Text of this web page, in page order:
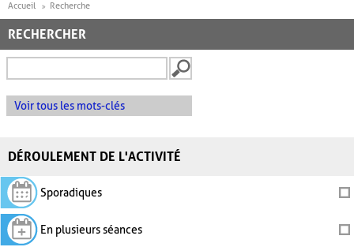
Accueil Recherche
RECHERCHER
Voir tous les mots-clés
DÉROULEMENT DE L'ACTIVITÉ
Sporadiques
En plusieurs séances